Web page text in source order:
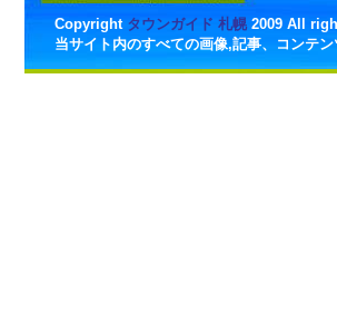
Copyright タウンガイド 札幌 2009 All
当サイト内のすべての画像,記事、コンテン